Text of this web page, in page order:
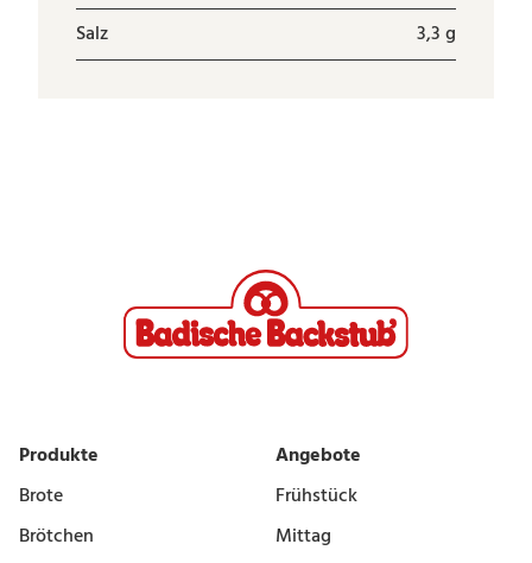
Salz
3,3 g
Produkte
Brote
Brötchen
Angebote
Frühstück
Mittag